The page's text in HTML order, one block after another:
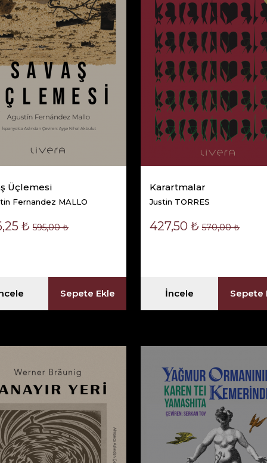
Üçlemesi
Fernandez MALLO
₺ 595,00 ₺
Sepete Ekle
Karartmalar
Justin TORRES
427,50 ₺ 570,00 ₺
İncele Sepete